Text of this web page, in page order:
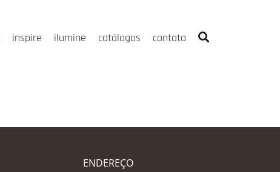
inspire ilumine catálogos contato
ENDEREÇO